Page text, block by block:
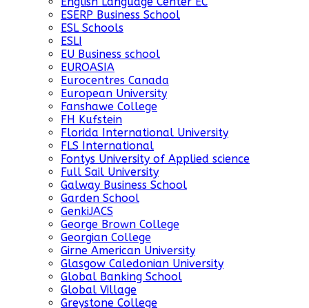
ESERP Business School
ESL Schools
ESLI
EU Business school
EUROASIA
Eurocentres Canada
European University
Fanshawe College
FH Kufstein
Florida International University
FLS International
Fontys University of Applied science
Full Sail University
Galway Business School
Garden School
GenkiJACS
George Brown College
Georgian College
Girne American University
Glasgow Caledonian University
Global Banking School
Global Village
Greystone College